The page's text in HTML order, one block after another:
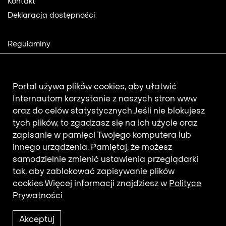
Kontakt
Deklaracja dostępności
Footer
2
Regulaminy
Aktualności
Newsletter
Adres e-mail subskrybenta.
Otrzymuj nowości z filmotekaslaska.com
Portal używa plików cookies, aby ułatwić
Internautom korzystanie z naszych stron www
oraz do celów statystycznych.Jeśli nie blokujesz
tych plików, to zgadzasz się na ich użycie oraz
zapisanie w pamięci Twojego komputera lub
innego urządzenia. Pamiętaj, że możesz
samodzielnie zmienić ustawienia przeglądarki
tak, aby zablokować zapisywanie plików
cookies.Więcej informacji znajdziesz w Polityce
Prywatności
Akceptuj